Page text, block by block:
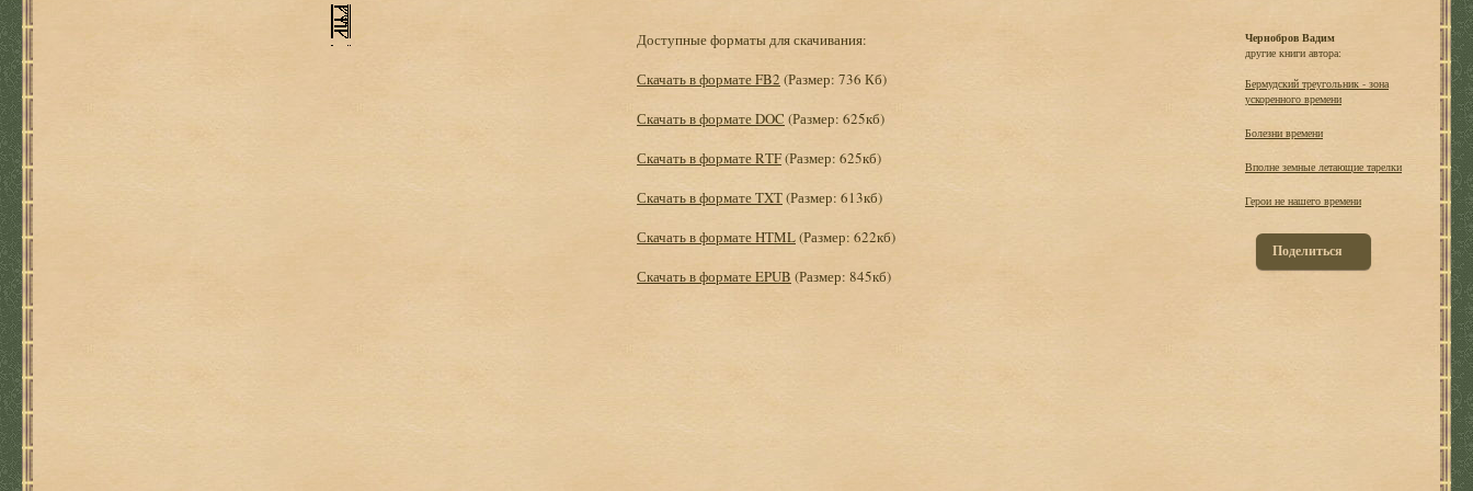
Доступные форматы для скачивания:
Скачать в формате FB2 (Размер: 736 Кб)
Скачать в формате DOC (Размер: 625кб)
Скачать в формате RTF(Размер: 625кб)
Скачать в формате TXT(Размер: 613кб)
Скачать в формате HTML(Размер: 622кб)
Скачать в формате EPUB (Размер: 845кб)
Чернобров Вадим
другие книги автора:
Бермудский треугольник - зона
ускоренного времени
Болезни времени
Вполне земные летающие тарелки
Герои не нашего времени
Поделиться